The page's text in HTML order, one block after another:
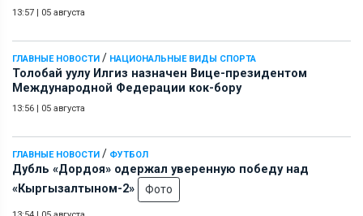
13:57 | 05 августа
ГЛАВНЫЕ НОВОСТИ / НАЦИОНАЛЬНЫЕ ВИДЫ СПОРТА
Толобай уулу Илгиз назначен Вице-президентом
Международной Федерации кок-бору
13:56 | 05 августа
ГЛАВНЫЕ НОВОСТИ / ФУТБОЛ
Дубль «Дордоя» одержал уверенную победу над
«Кыргызалтыном-2»
Фото